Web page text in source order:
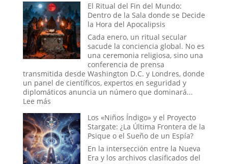
Maldición
de
Tecumseh:
¿La
Estadística
más
Espeluznante
de
la
Casa
Blanca
el
Mito
más
Perverso?
El Ritual del Fin del Mundo:
Dentro de la Sala donde se Decide
la Hora del Apocalipsis
Cada enero, un ritual secular
sacude la conciencia global. No es
una ceremonia religiosa, sino una
conferencia de prensa
transmitida desde Washington D.C. y Londres, donde
un panel de científicos, expertos en seguridad y
diplomáticos anuncia un número que dominará...
Lee más:
Ritual
del
Fin
del
Mundo:
Los «Niños Índigo» y el Proyecto
Stargate: ¿La Última Frontera de la
Psique o el Sueño de un Espía?
En la intersección entre la Nueva
Era y los archivos clasificados del